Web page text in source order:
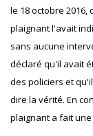
le 18 octobre
plaignant l'avait
sans aucune
déclaré qu'il avait
des policiers et
dire la vérité. En
plaignant a fait